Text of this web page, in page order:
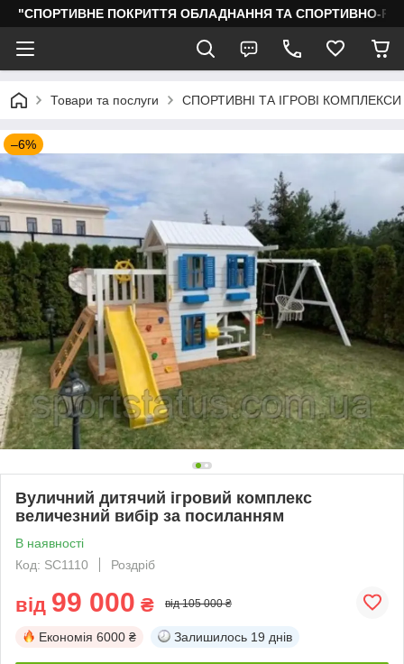
"СПОРТИВНЕ ПОКРИТТЯ ОБЛАДНАННЯ ТА СПОРТИВНО-
Товари та послуги СПОРТИВНІ ТА ІГРОВІ
–6%
Вуличний дитячий ігровий комплекс
величезний вибір за посиланням
В наявності
Код: SC1110
Роздріб
від 99 000 ₴ від 105 000 ₴
Економія 6000 ₴ Залишилось 19 днів